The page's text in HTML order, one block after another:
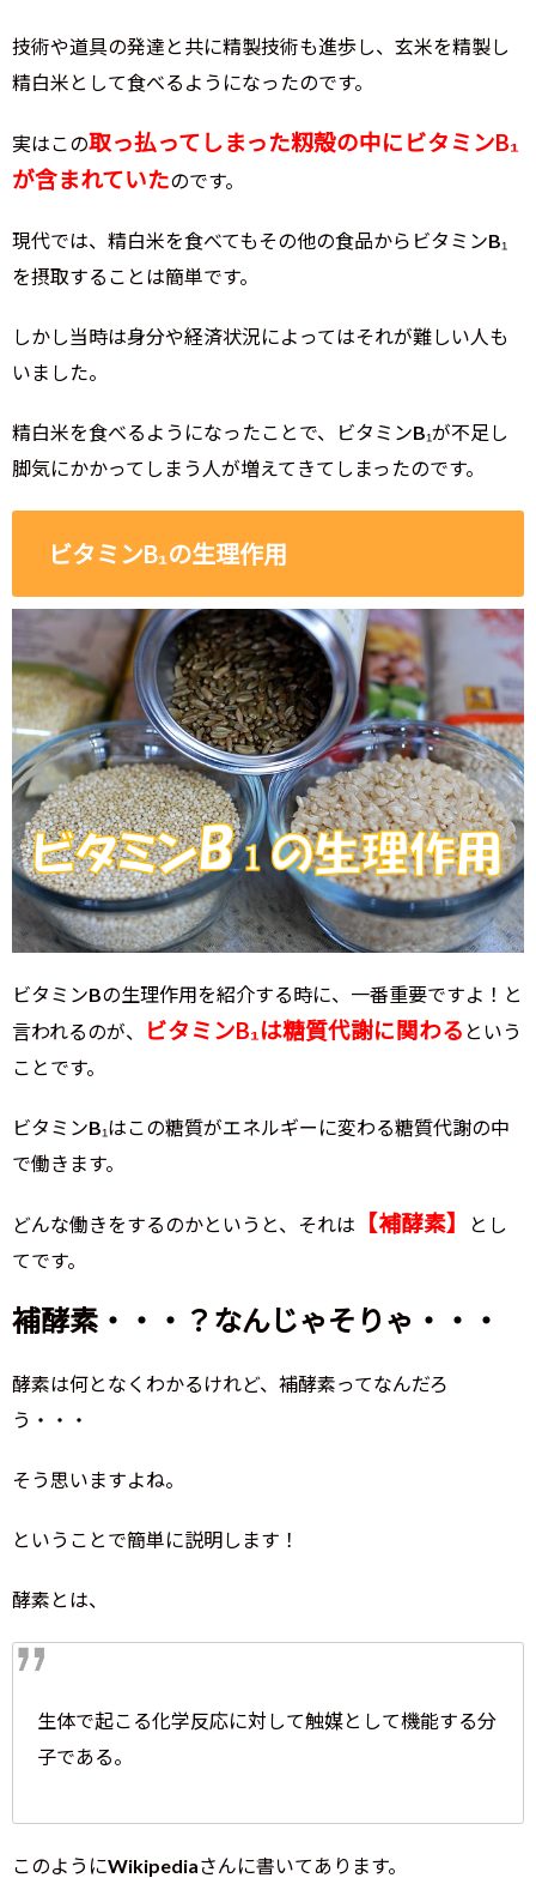
技術や道具の発達と共に精製技術も進歩し、玄米を精製し
精白米として食べるようになったのです。
実はこの取っ払ってしまった籾殻の中にビタミンB₁
が含まれていたのです。
現代では、精白米を食べてもその他の食品からビタミンB₁
を摂取することは簡単です。
しかし当時は身分や経済状況によってはそれが難しい人も
いました。
精白米を食べるようになったことで、ビタミンB₁が不足し
脚気にかかってしまう人が増えてきてしまったのです。
ビタミンB₁の生理作用
ビタミンBの生理作用を紹介する時に、一番重要ですよ！と
言われるのが、
ビタミンB₁は糖質代謝に関わる という
ことです。
ビタミンB₁はこの糖質がエネルギーに変わる糖質代謝の中
で働きます。
どんな働きをするのかというと、それは 【補酵素】
とし
てです。
補酵素・・・？なんじゃそりゃ・・・
酵素は何となくわかるけれど、補酵素ってなんだろ
う・・・
そう思いますよね。
ということで簡単に説明します！
酵素とは、
生体で起こる化学反応に対して触媒として機能する分
子である。
このようにWikipediaさんに書いてあります。